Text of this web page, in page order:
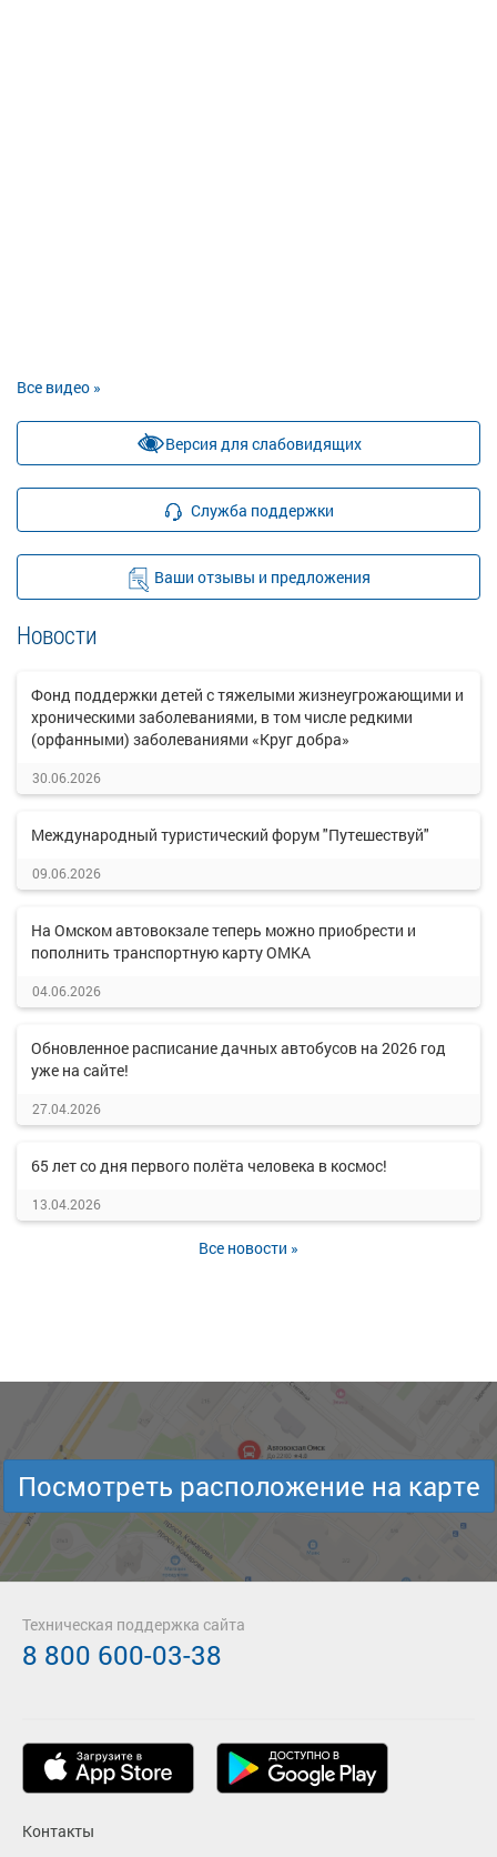
Все видео »
Версия для слабовидящих
Служба поддержки
Ваши отзывы и предложения
Новости
Фонд поддержки детей с тяжелыми жизнеугрожающими и
хроническими заболеваниями, в том числе редкими
(орфанными) заболеваниями «Круг добра»
30.06.2026
Международный туристический форум "Путешествуй"
09.06.2026
На Омском автовокзале теперь можно приобрести и
пополнить транспортную карту ОМКА
04.06.2026
Обновленное расписание дачных автобусов на 2026 год
уже на сайте!
27.04.2026
65 лет со дня первого полёта человека в космос!
13.04.2026
Все новости »
Посмотреть расположение на карте
Контакты
Техническая поддержка сайта
8 800 600-03-38